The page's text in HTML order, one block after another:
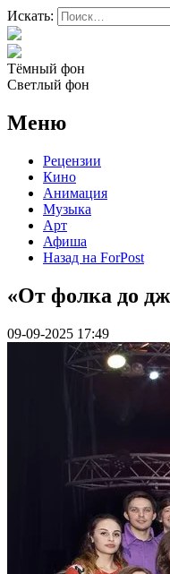
Искать:
Тёмный фон
Светлый фон
Меню
Рецензии
Кино
Анимация
Музыка
Арт
Афиша
Назад на ForPost
«От фолка до
09-09-2025 17:49